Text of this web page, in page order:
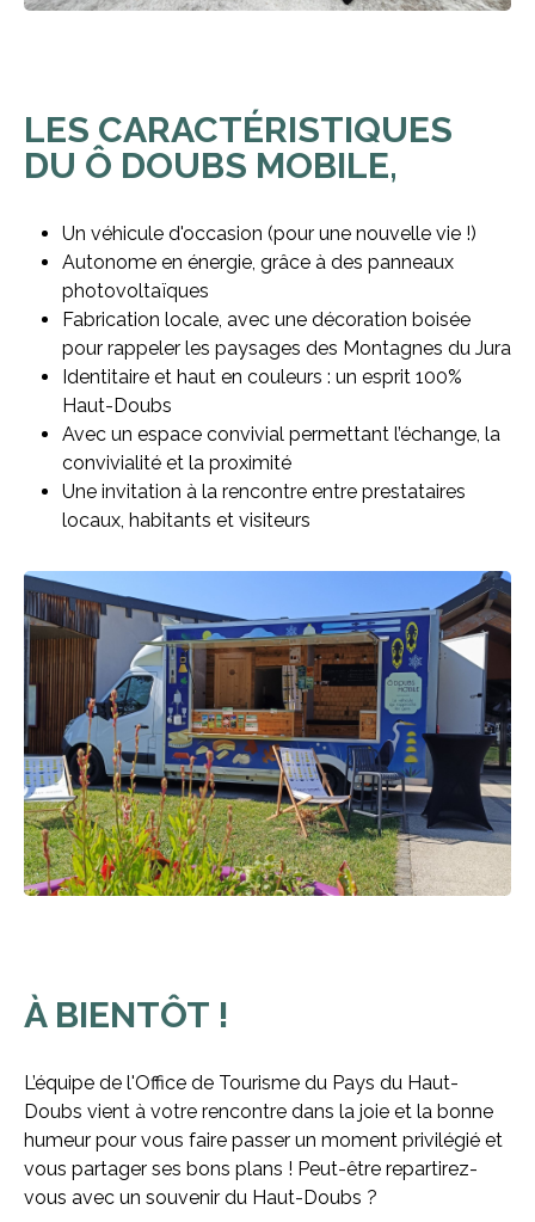
LES CARACTÉRISTIQUES
DU Ô DOUBS MOBILE,
Un véhicule d'occasion (pour une nouvelle vie !)
Autonome en énergie, grâce à des panneaux
photovoltaïques
Fabrication locale, avec une décoration boisée
pour rappeler les paysages des Montagnes du Jura
Identitaire et haut en couleurs : un esprit 100%
Haut-Doubs
Avec un espace convivial permettant l’échange, la
convivialité et la proximité
Une invitation à la rencontre entre prestataires
locaux, habitants et visiteurs
À BIENTÔT !
L’équipe de l'Office de Tourisme du Pays du Haut-
Doubs vient à votre rencontre dans la joie et la bonne
humeur pour vous faire passer un moment privilégié et
vous partager ses bons plans ! Peut-être repartirez-
vous avec un souvenir du Haut-Doubs ?